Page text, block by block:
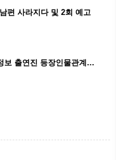
편 사라지다 및 2회 예고
수지맞은 우리 드라마 정보 출연진 등장인물관계도 몇부작 줄거리 및 ott